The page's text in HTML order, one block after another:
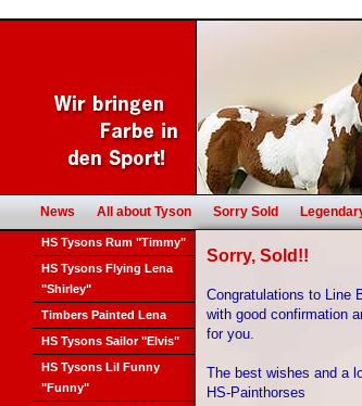
News All about Tyson Sorry Sold
HS Tysons Rum "Timmy"
HS Tysons Flying Lena
"Shirley"
Timbers Painted Lena
HS Tysons Sailor "Elvis"
HS Tysons Lil Funny
"Funny"
Sorry, Sold!!
Congratulations to Line
with good confirmation
for you.
The best wishes and a
HS-Painthorses